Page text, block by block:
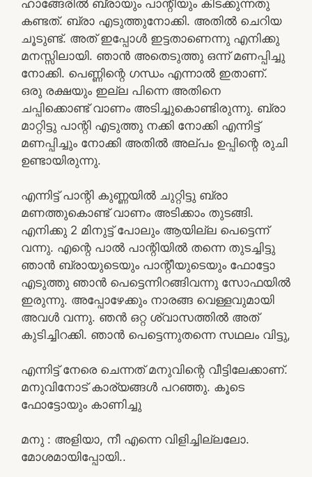
ഹാങ്ങേരിൽ ബ്രായും പാന്റീയും കിടക്കുന്നതു
കണ്ടത്. ബ്രാ എടുത്തുനോക്കി. അതിൽ ചെറിയ
ചൂടുണ്ട്. അത് ഇപ്പോൾ ഇട്ടതാണെന്നു എനിക്കു
മനസ്സിലായി. ഞാൻ അതെടുത്തു ഒന്ന് മണപ്പിച്ചു
നോക്കി. പെണ്ണിന്റെ ഗന്ധം എന്നാൽ ഇതാണ്.
ഒരു രക്ഷയും ഇല്ല പിന്നെ അതിനെ
ചപ്പിക്കൊണ്ട് വാണം അടിച്ചുകൊണ്ടിരുന്നു. ബ്രാ
മാറ്റിട്ടു പാന്റി എടുത്തു നക്കി നോക്കി എന്നിട്ട്
മണപ്പിച്ചും നോക്കി അതിൽ അല്പം ഉപ്പിന്റെ രുചി
ഉണ്ടായിരുന്നു.
എന്നിട്ട് പാന്റി കുണ്ണയിൽ ചുറ്റിട്ടു ബ്രാ
മണത്തുകൊണ്ട് വാണം അടിക്കാം തുടങ്ങി.
എനിക്കു 2 മിനുട്ട് പോലും ആയില്ല പെട്ടെന്ന്
വന്നു. എന്റെ പാൽ പാന്റിയിൽ തന്നെ തുടച്ചിട്ടു
ഞാൻ ബ്രായുടെയും പാന്റീയുടെയും ഫോട്ടോ
എടുത്തു ഞാൻ പെട്ടെന്നിറങ്ങിവന്നു സോഫയിൽ
ഇരുന്നു. അപ്പോഴേക്കും നാരങ്ങ വെള്ളവുമായി
അവൾ വന്നു. ഞൻ ഒറ്റ ശ്വാസത്തിൽ അത്
കുടിച്ചിറക്കി. ഞാൻ പെട്ടെന്നുതന്നെ സഥലം വിട്ടു,
എന്നിട്ട് നേരെ ചെന്നത് മനുവിന്റെ വീട്ടിലേക്കാണ്.
മനുവിനോട് കാര്യങ്ങൾ പറഞ്ഞു. കൂടെ
ഫോട്ടോയും കാണിച്ചു
മനു : അളിയാ, നീ എന്നെ വിളിച്ചില്ലലോ.
മോശമായിപ്പോയി..